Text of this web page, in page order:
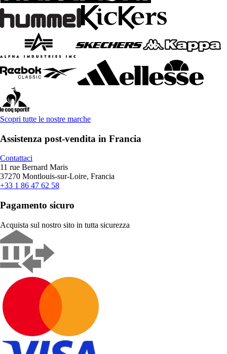
Scopri tutte le nostre marche
Assistenza post-vendita in Francia
Contattaci
11 rue Bernard Maris
37270 Montlouis-sur-Loire, Francia
+33 1 86 47 62 58
Pagamento sicuro
Acquista sul nostro sito in tutta sicurezza